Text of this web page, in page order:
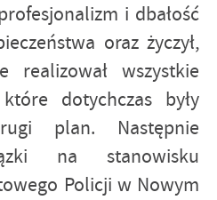
i dbałość
oraz życzył,
realizował wszystkie
dotychczas były
plan. Następnie
na stanowisku
Policji w Nowym